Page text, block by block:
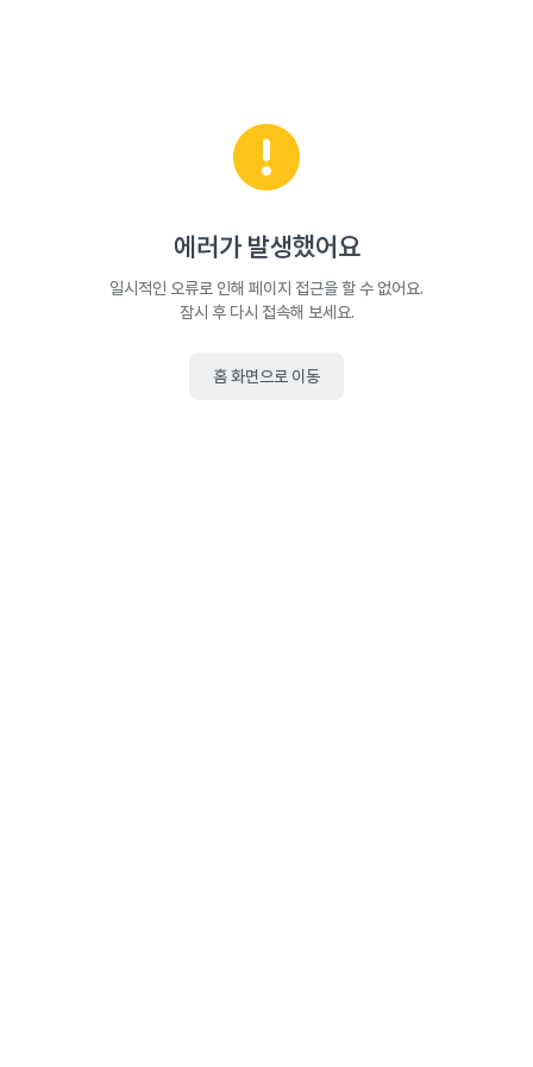
에러가 발생했어요
일시적인 오류로 인해 페이지 접근을 할 수 없어요.
잠시 후 다시 접속해 보세요.
홈 화면으로 이동